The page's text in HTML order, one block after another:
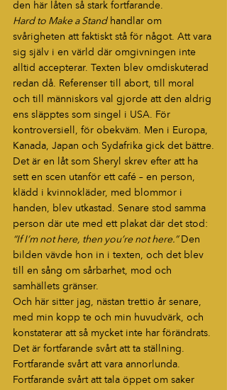
den här låten så stark fortfarande.
Hard to Make a Stand handlar om
svårigheten att faktiskt stå för något. Att vara
sig själv i en värld där omgivningen inte
alltid accepterar. Texten blev omdiskuterad
redan då. Referenser till abort, till moral
och till människors val gjorde att den aldrig
ens släpptes som singel i USA. För
kontroversiell, för obekväm. Men i Europa,
Kanada, Japan och Sydafrika gick det bättre.
Det är en låt som Sheryl skrev efter att ha
sett en scen utanför ett café – en person,
klädd i kvinnokläder, med blommor i
handen, blev utkastad. Senare stod samma
person där ute med ett plakat där det stod:
“If I’m not here, then you’re not here.” Den
bilden vävde hon in i texten, och det blev
till en sång om sårbarhet, mod och
samhällets gränser.
Och här sitter jag, nästan trettio år senare,
med min kopp te och min huvudvärk, och
konstaterar att så mycket inte har förändrats.
Det är fortfarande svårt att ta ställning.
Fortfarande svårt att vara annorlunda.
Fortfarande svårt att tala öppet om saker